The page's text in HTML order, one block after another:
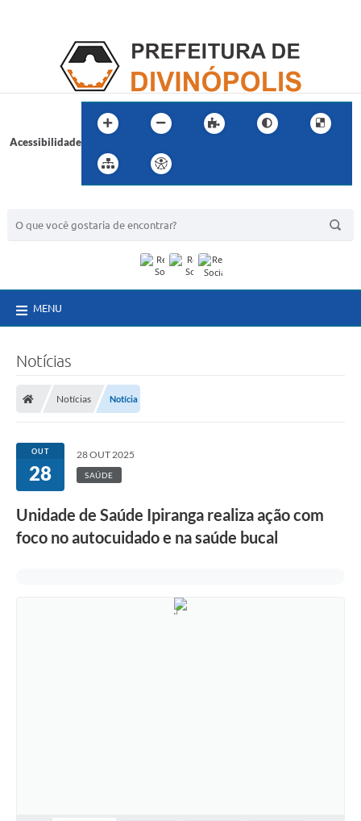
Acessibilidade
MENU
Notícias
Notícias Notícia
OUT
28
28 OUT 2025
SAÚDE
Unidade de Saúde Ipiranga realiza ação com
foco no autocuidado e na saúde bucal